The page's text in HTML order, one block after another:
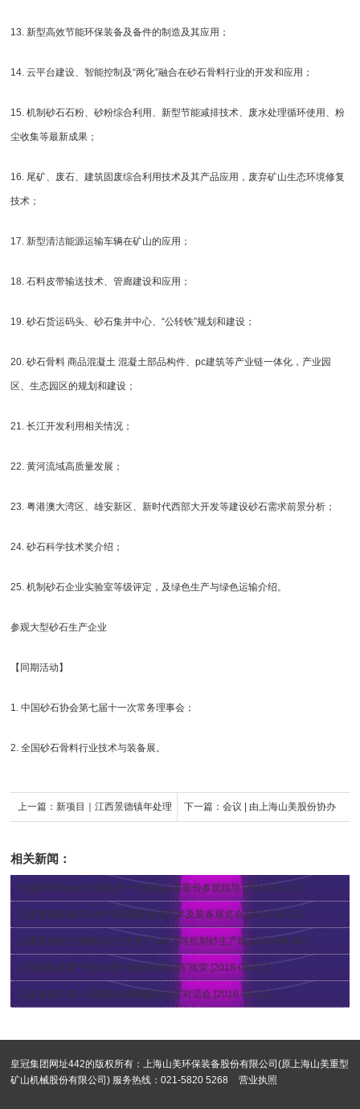
13. 新型高效节能环保装备及备件的制造及其应用；
14. 云平台建设、智能控制及“两化”融合在砂石骨料行业的开发和应用；
15. 机制砂石石粉、砂粉综合利用、新型节能减排技术、废水处理循环使用、粉
尘收集等最新成果；
16. 尾矿、废石、建筑固废综合利用技术及其产品应用，废弃矿山生态环境修复
技术；
17. 新型清洁能源运输车辆在矿山的应用；
18. 石料皮带输送技术、管廊建设和应用；
19. 砂石货运码头、砂石集并中心、“公转铁”规划和建设；
20. 砂石骨料 商品混凝土 混凝土部品构件、pc建筑等产业链一体化，产业园
区、生态园区的规划和建设；
21. 长江开发利用相关情况；
22. 黄河流域高质量发展；
23. 粤港澳大湾区、雄安新区、新时代西部大开发等建设砂石需求前景分析；
24. 砂石科学技术奖介绍；
25. 机制砂石企业实验室等级评定，及绿色生产与绿色运输介绍。
参观大型砂石生产企业
【同期活动】
1. 中国砂石协会第七届十一次常务理事会；
2. 全国砂石骨料行业技术与装备展。
上一篇： 新项目｜江西景德镇年处理
成主机设备安装
下一篇：会议 | 由上海山美股份协办
相关新闻：
中国砂石协会会长胡幼奕一行莅临山美股份参观指导 [2018-01-12 ]
山美受邀参加2014年中国国际水泥技术及装备展览会 [2014-04-11 ]
山美股份助力海螺水泥分宜年产100万吨机制砂生产线 [2019-06-06 ]
山美股份喜获“中国水泥行业百强供应商”殊荣 [2018-04-02 ]
山美参加中国—东盟基础设施建设合作对话会 [2016-04-21 ]
皇冠集团网址442的版权所有：上海山美环保装备股份有限公司(原上海山美重型
矿山机械股份有限公司) 服务热线：021-5820 5268
营业执照